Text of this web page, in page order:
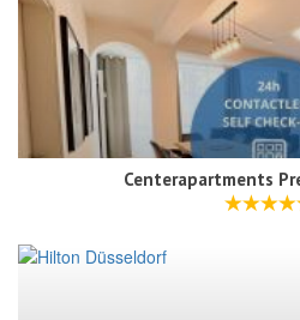
Centerapartments